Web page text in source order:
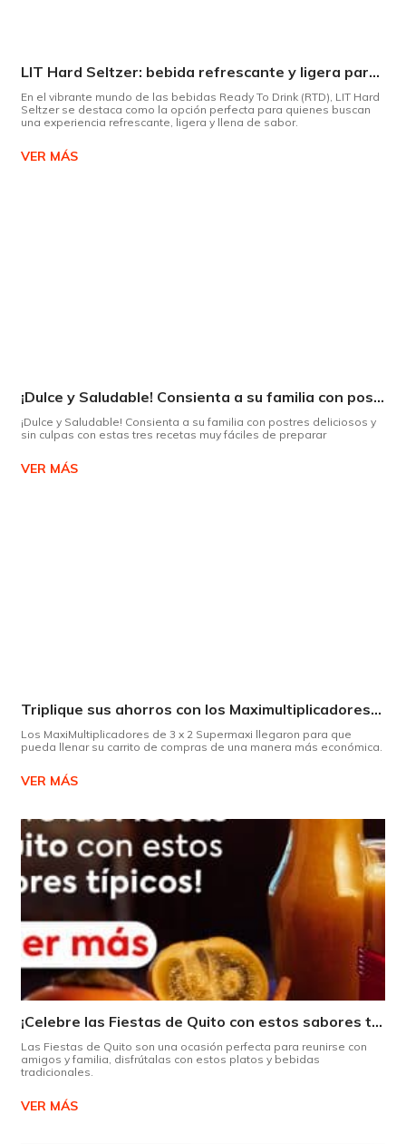
LIT Hard Seltzer: bebida refrescante y ligera para disfrutar de este verano
En el vibrante mundo de las bebidas Ready To Drink (RTD), LIT Hard
Seltzer se destaca como la opción perfecta para quienes buscan
una experiencia refrescante, ligera y llena de sabor.
VER MÁS
¡Dulce y Saludable! Consienta a su familia con postres deliciosos y sin culpas
¡Dulce y Saludable! Consienta a su familia con postres deliciosos y
sin culpas con estas tres recetas muy fáciles de preparar
VER MÁS
Triplique sus ahorros con los Maximultiplicadores de Supermaxi
Los MaxiMultiplicadores de 3 x 2 Supermaxi llegaron para que
pueda llenar su carrito de compras de una manera más económica.
VER MÁS
¡Celebre las Fiestas de Quito con estos sabores típicos!
Las Fiestas de Quito son una ocasión perfecta para reunirse con
amigos y familia, disfrútalas con estos platos y bebidas
tradicionales.
VER MÁS